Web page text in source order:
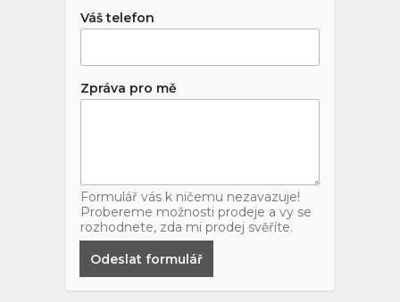
Váš telefon
Zpráva pro mě
Formulář vás k ničemu nezavazuje!
Probereme možnosti prodeje a vy se
rozhodnete, zda mi prodej svěříte.
Odeslat formulář